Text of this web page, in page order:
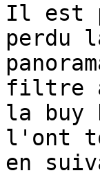
Il est
perdu
filtre
la buy
l'ont
en